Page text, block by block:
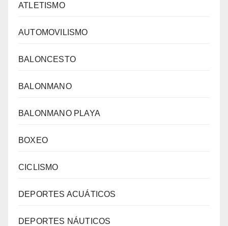
ATLETISMO
AUTOMOVILISMO
BALONCESTO
BALONMANO
BALONMANO PLAYA
BOXEO
CICLISMO
DEPORTES ACUÁTICOS
DEPORTES NÁUTICOS